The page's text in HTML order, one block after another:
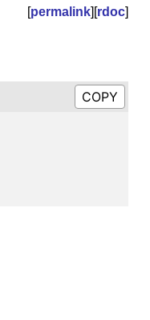
[permalink][rdoc]